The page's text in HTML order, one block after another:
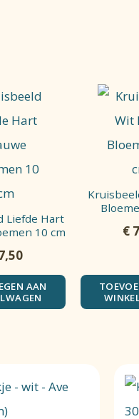
Liefde Hart
10 cm
AAN
€